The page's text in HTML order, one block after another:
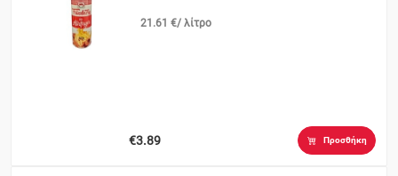
21.61 €/ λίτρο
€3.89 Προσθήκη